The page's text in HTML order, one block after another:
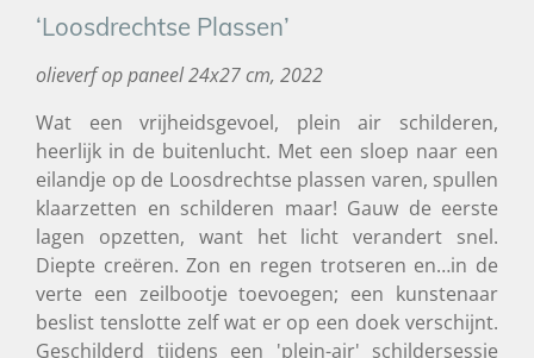
‘Loosdrechtse Plassen’
olieverf op paneel 24x27 cm, 2022
Wat een vrijheidsgevoel, plein air schilderen,
heerlijk in de buitenlucht. Met een sloep naar een
eilandje op de Loosdrechtse plassen varen, spullen
klaarzetten en schilderen maar! Gauw de eerste
lagen opzetten, want het licht verandert snel.
Diepte creëren. Zon en regen trotseren en…in de
verte een zeilbootje toevoegen; een kunstenaar
beslist tenslotte zelf wat er op een doek verschijnt.
Geschilderd tijdens een 'plein-air' schildersessie